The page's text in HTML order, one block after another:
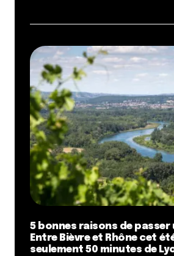
5 bonnes raisons de passer
Entre Bièvre et Rhône cet
seulement 50 minutes de